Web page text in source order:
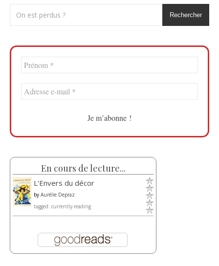
Rechercher
En cours de lecture...
L'Envers du décor
by Aurélie Depraz
tagged: currently-reading